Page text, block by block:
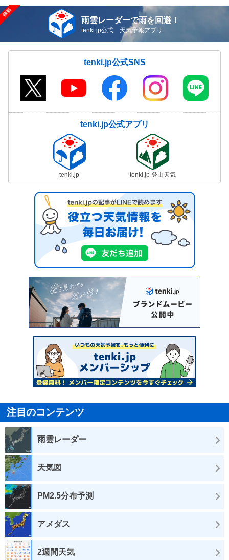
雨雲レーダーで雨を回避！
tenki.jp公式 天気予報アプリ
tenki.jp公式SNS
tenki.jp公式アプリ
tenki.jp tenki.jp 登山天気
注目のコンテンツ
雨雲レーダー
天気図
PM2.5分布予測
アメダス
2週間天気